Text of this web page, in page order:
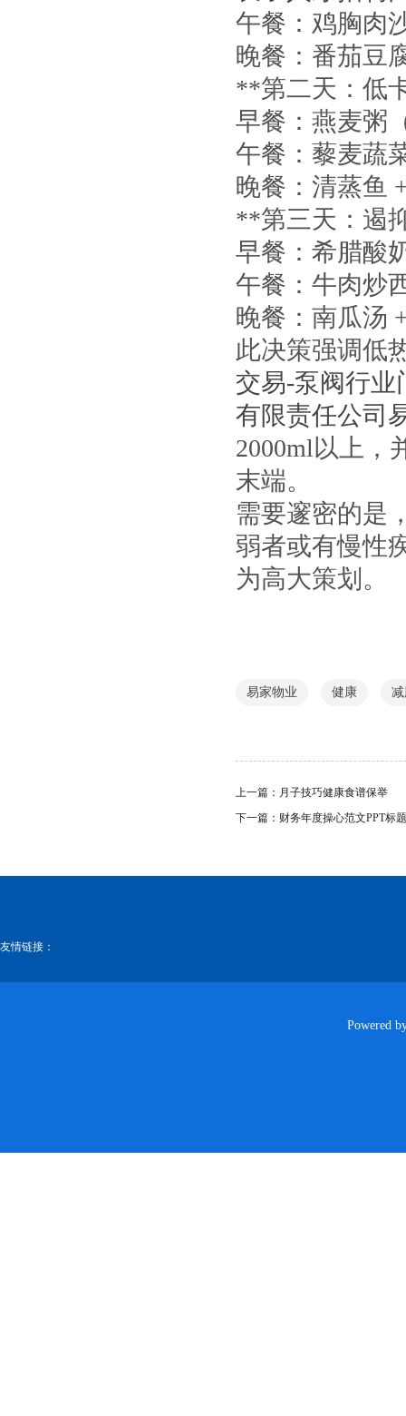
午餐：鸡胸肉
晚餐：番茄豆
**第二天：低
早餐：燕麦粥
午餐：藜麦蔬
晚餐：清蒸鱼
**第三天：遏
早餐：希腊酸
午餐：牛肉炒
晚餐：南瓜汤
此决策强调低
交易-泵阀行业
有限责任公司
2000ml以上，
末端。
需要邃密的是
弱者或有慢性
为高大策划。
易家物业 健康
上一篇： 月子技巧健康食谱保举
下一篇： 财务年度操心范文PPT标
友情链接：
Powered